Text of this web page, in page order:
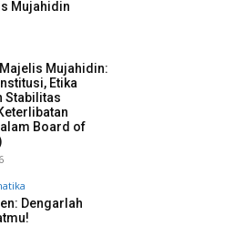
Mujahidin
Mujahidin:
Etika
Stabilitas
Board of
Dengarlah